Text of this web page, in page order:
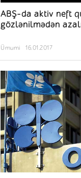
ABŞ-da aktiv neft
gözlənilmədən
Ümumi 16.01.2017